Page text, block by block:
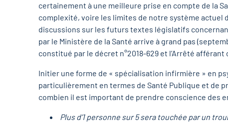
certainement à une meilleure prise en compte de la
complexité, voire les limites de notre système actuel
discussions sur les futurs textes législatifs
par le Ministère de la Santé arrive à grand pas
constitué par le décret n°2018-629 et l’Arrêté afférant
Initier une forme de « spécialisation infirmière » en
particulièrement en termes de Santé Publique et de
combien il est important de prendre conscience des
Plus d’1 personne sur 5 sera touchée par un